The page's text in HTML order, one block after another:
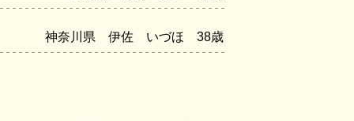
神奈川県 伊佐 いづほ 38歳